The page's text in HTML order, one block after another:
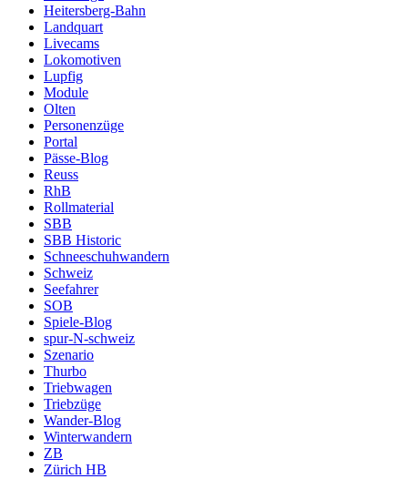
Heitersberg-Bahn
Landquart
Livecams
Lokomotiven
Lupfig
Module
Olten
Personenzüge
Portal
Pässe-Blog
Reuss
RhB
Rollmaterial
SBB
SBB Historic
Schneeschuhwandern
Schweiz
Seefahrer
SOB
Spiele-Blog
spur-N-schweiz
Szenario
Thurbo
Triebwagen
Triebzüge
Wander-Blog
Winterwandern
ZB
Zürich HB